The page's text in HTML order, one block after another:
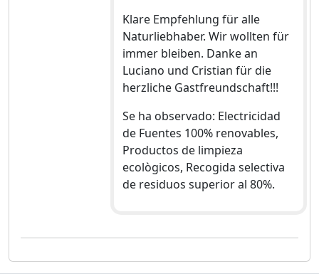
Klare Empfehlung für alle
Naturliebhaber. Wir wollten für
immer bleiben. Danke an
Luciano und Cristian für die
herzliche Gastfreundschaft!!!
Se ha observado: Electricidad
de Fuentes 100% renovables,
Productos de limpieza
ecològicos, Recogida selectiva
de residuos superior al 80%.